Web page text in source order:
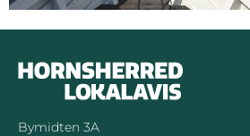
Bymidten 3A